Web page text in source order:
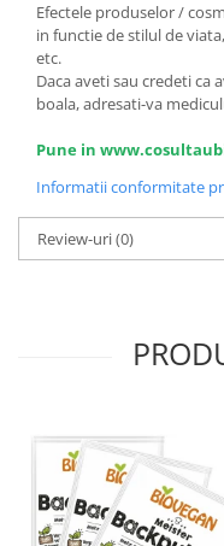
Efectele produselor /
in functie de stilul de
etc.
Daca aveti sau credeti ca
boala, adresati-va
Pune in
Informatii conformitate
Review-uri(0)